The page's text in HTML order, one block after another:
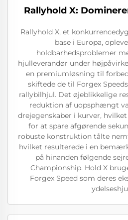
Rallyhold X:
Rallyhold X, et
base i Europa,
holdbarhedsproblemer
hjulleverandør under
en premiumløsning til
skiftede de til Forgex
rallybilhjul. Det øjeblikkelige
reduktion af uopsphængt
drejegenskaber i kurver,
for at spare afgørende
robuste konstruktion tålte
hvilket resulterede i en
på hinanden følgende
Championship. Hold X
Forgex Speed som deres